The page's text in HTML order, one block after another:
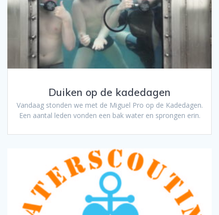
Duiken op de kadedagen
Vandaag stonden we met de Miguel Pro op de Kadedagen.
Een aantal leden vonden een bak water en sprongen erin.